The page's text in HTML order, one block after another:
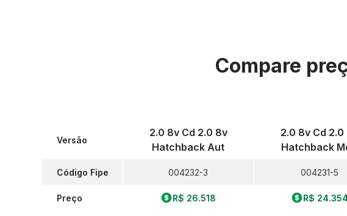
Compare
Versão
Código Fipe
Preço
2.0 8v Cd 2.0 8v
Hatchback Aut
004232-3
R$ 26.518
2.0 8v Cd 2.0
Hatchback
004231-5
R$ 24.354